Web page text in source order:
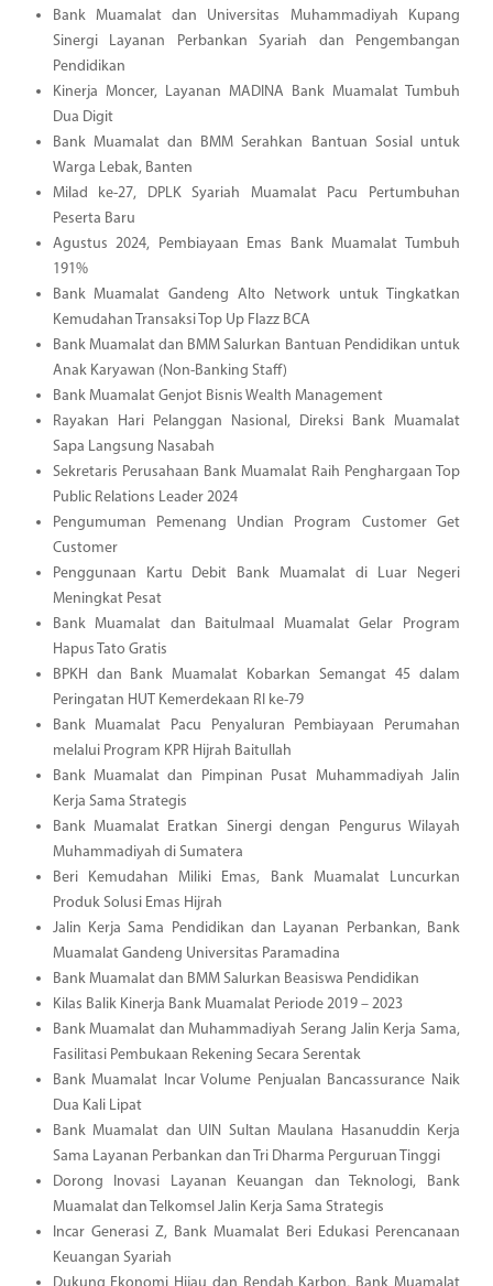
Bank Muamalat dan Universitas Muhammadiyah Kupang
Sinergi Layanan Perbankan Syariah dan Pengembangan
Pendidikan
Kinerja Moncer, Layanan MADINA Bank Muamalat Tumbuh
Dua Digit
Bank Muamalat dan BMM Serahkan Bantuan Sosial untuk
Warga Lebak, Banten
Milad ke-27, DPLK Syariah Muamalat Pacu Pertumbuhan
Peserta Baru
Agustus 2024, Pembiayaan Emas Bank Muamalat Tumbuh
191%
Bank Muamalat Gandeng Alto Network untuk Tingkatkan
Kemudahan Transaksi Top Up Flazz BCA
Bank Muamalat dan BMM Salurkan Bantuan Pendidikan untuk
Anak Karyawan (Non-Banking Staff)
Bank Muamalat Genjot Bisnis Wealth Management
Rayakan Hari Pelanggan Nasional, Direksi Bank Muamalat
Sapa Langsung Nasabah
Sekretaris Perusahaan Bank Muamalat Raih Penghargaan Top
Public Relations Leader 2024
Pengumuman Pemenang Undian Program Customer Get
Customer
Penggunaan Kartu Debit Bank Muamalat di Luar Negeri
Meningkat Pesat
Bank Muamalat dan Baitulmaal Muamalat Gelar Program
Hapus Tato Gratis
BPKH dan Bank Muamalat Kobarkan Semangat 45 dalam
Peringatan HUT Kemerdekaan RI ke-79
Bank Muamalat Pacu Penyaluran Pembiayaan Perumahan
melalui Program KPR Hijrah Baitullah
Bank Muamalat dan Pimpinan Pusat Muhammadiyah Jalin
Kerja Sama Strategis
Bank Muamalat Eratkan Sinergi dengan Pengurus Wilayah
Muhammadiyah di Sumatera
Beri Kemudahan Miliki Emas, Bank Muamalat Luncurkan
Produk Solusi Emas Hijrah
Jalin Kerja Sama Pendidikan dan Layanan Perbankan, Bank
Muamalat Gandeng Universitas Paramadina
Bank Muamalat dan BMM Salurkan Beasiswa Pendidikan
Kilas Balik Kinerja Bank Muamalat Periode 2019 – 2023
Bank Muamalat dan Muhammadiyah Serang Jalin Kerja Sama,
Fasilitasi Pembukaan Rekening Secara Serentak
Bank Muamalat Incar Volume Penjualan Bancassurance Naik
Dua Kali Lipat
Bank Muamalat dan UIN Sultan Maulana Hasanuddin Kerja
Sama Layanan Perbankan dan Tri Dharma Perguruan Tinggi
Dorong Inovasi Layanan Keuangan dan Teknologi, Bank
Muamalat dan Telkomsel Jalin Kerja Sama Strategis
Incar Generasi Z, Bank Muamalat Beri Edukasi Perencanaan
Keuangan Syariah